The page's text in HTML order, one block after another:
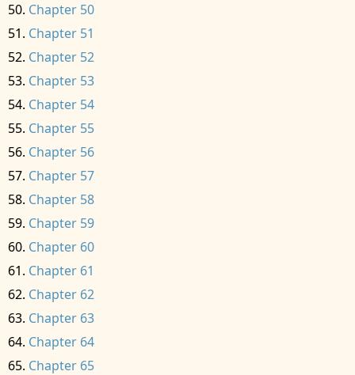
Chapter 50
Chapter 51
Chapter 52
Chapter 53
Chapter 54
Chapter 55
Chapter 56
Chapter 57
Chapter 58
Chapter 59
Chapter 60
Chapter 61
Chapter 62
Chapter 63
Chapter 64
Chapter 65